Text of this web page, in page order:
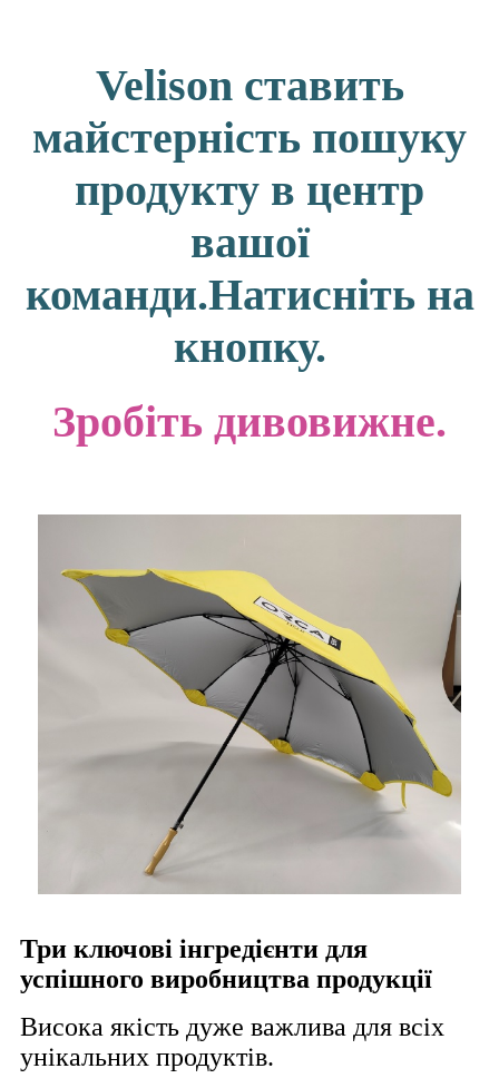
Velison ставить
майстерність пошуку
продукту в центр
вашої
команди.Натисніть на
кнопку.
Зробіть дивовижне.
Три ключові інгредієнти для
успішного виробництва продукції
Висока якість дуже важлива для всіх
унікальних продуктів.